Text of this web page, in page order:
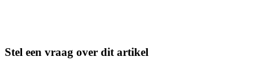
Stel een vraag over dit artikel